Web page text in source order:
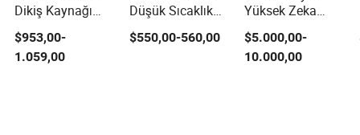
Dikiş Kaynağı
Makinesi PE, PB,
PVDF Borular için
90-315 mm
$953,00-
1.059,00
Düşük Sıcaklık
Kaynağı Makinesi
HDPE/PP/PVC/PPR/PE
$550,00-560,00
Yüksek Zeka
Verimliliği Ultra
İnce Tel Dikiş
Kaynağı
$5.000,00-
10.000,00